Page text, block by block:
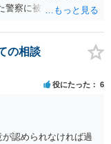
警察に被害届を出すと
う。
の相談
役にたった 6
認められなければ過